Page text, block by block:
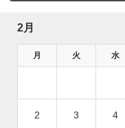
2月
月 火 水
2 3 4